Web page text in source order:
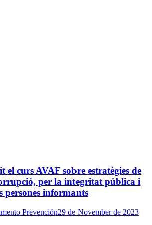
el curs AVAF sobre estratègies de
per la integritat pública i
persones informants
Prevención29 de November de 2023